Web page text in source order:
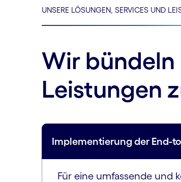
UNSERE LÖSUNGEN, SERVICES UND
Wir bündeln
Leistungen
Implementierung der End-
Für eine umfassende und